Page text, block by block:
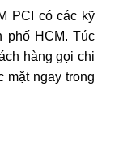
PCI có các kỹ
phố HCM. Túc
hàng gọi chi
mặt ngay trong